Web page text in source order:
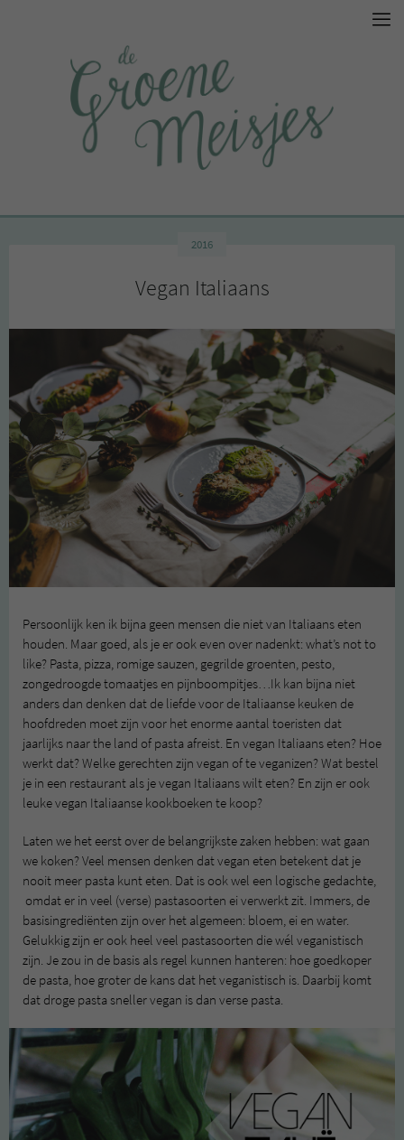
2016
Vegan Italiaans
Persoonlijk ken ik bijna geen mensen die niet van Italiaans eten
houden. Maar goed, als je er ook even over nadenkt: what’s not to
like? Pasta, pizza, romige sauzen, gegrilde groenten, pesto,
zongedroogde tomaatjes en pijnboompitjes…Ik kan bijna niet
anders dan denken dat de liefde voor de Italiaanse keuken de
hoofdreden moet zijn voor het enorme aantal toeristen dat
jaarlijks naar the land of pasta afreist. En vegan Italiaans eten? Hoe
werkt dat? Welke gerechten zijn vegan of te veganizen? Wat bestel
je in een restaurant als je vegan Italiaans wilt eten? En zijn er ook
leuke vegan Italiaanse kookboeken te koop?
Laten we het eerst over de belangrijkste zaken hebben: wat gaan
we koken? Veel mensen denken dat vegan eten betekent dat je
nooit meer pasta kunt eten. Dat is ook wel een logische gedachte,
omdat er in veel (verse) pastasoorten ei verwerkt zit. Immers, de
basisingrediënten zijn over het algemeen: bloem, ei en water.
Gelukkig zijn er ook heel veel pastasoorten die wél veganistisch
zijn. Je zou in de basis als regel kunnen hanteren: hoe goedkoper
de pasta, hoe groter de kans dat het veganistisch is. Daarbij komt
dat droge pasta sneller vegan is dan verse pasta.